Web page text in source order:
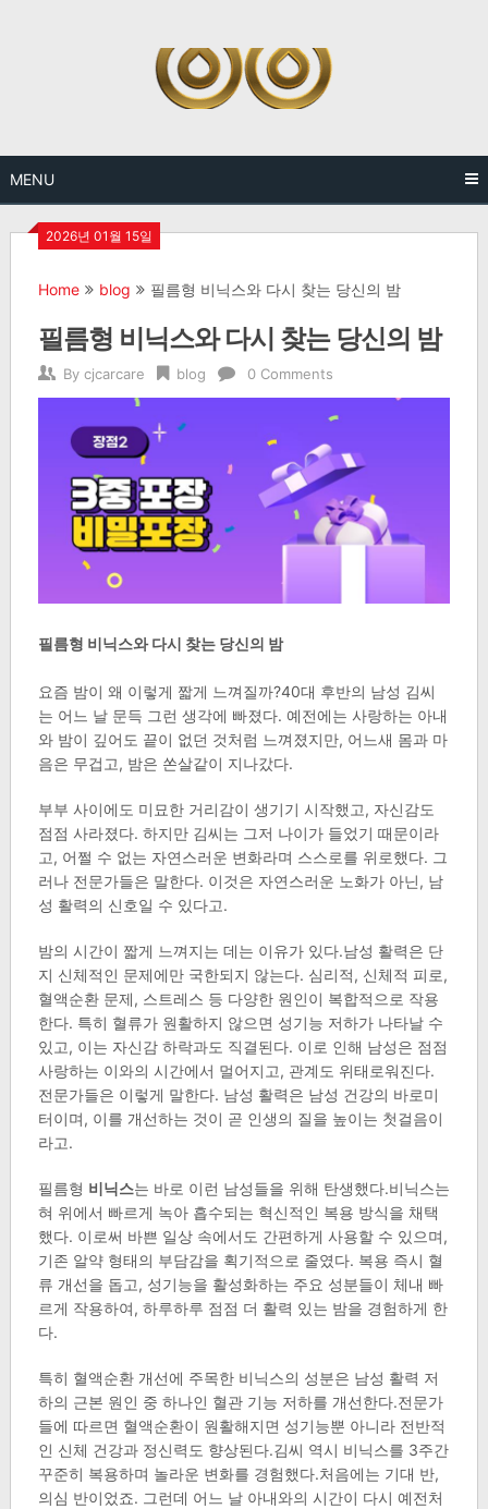
MENU
2026년 01월 15일
Home blog 필름형 비닉스와 다시 찾는 당신의 밤
필름형 비닉스와 다시 찾는 당신의 밤
By cjcarcare blog 0 Comments
필름형 비닉스와 다시 찾는 당신의 밤
요즘 밤이 왜 이렇게 짧게 느껴질까?40대 후반의 남성 김씨
는 어느 날 문득 그런 생각에 빠졌다. 예전에는 사랑하는 아내
와 밤이 깊어도 끝이 없던 것처럼 느껴졌지만, 어느새 몸과 마
음은 무겁고, 밤은 쏜살같이 지나갔다.
부부 사이에도 미묘한 거리감이 생기기 시작했고, 자신감도
점점 사라졌다. 하지만 김씨는 그저 나이가 들었기 때문이라
고, 어쩔 수 없는 자연스러운 변화라며 스스로를 위로했다. 그
러나 전문가들은 말한다. 이것은 자연스러운 노화가 아닌, 남
성 활력의 신호일 수 있다고.
밤의 시간이 짧게 느껴지는 데는 이유가 있다.남성 활력은 단
지 신체적인 문제에만 국한되지 않는다. 심리적, 신체적 피로,
혈액순환 문제, 스트레스 등 다양한 원인이 복합적으로 작용
한다. 특히 혈류가 원활하지 않으면 성기능 저하가 나타날 수
있고, 이는 자신감 하락과도 직결된다. 이로 인해 남성은 점점
사랑하는 이와의 시간에서 멀어지고, 관계도 위태로워진다.
전문가들은 이렇게 말한다. 남성 활력은 남성 건강의 바로미
터이며, 이를 개선하는 것이 곧 인생의 질을 높이는 첫걸음이
라고.
필름형 비닉스는 바로 이런 남성들을 위해 탄생했다.비닉스는
혀 위에서 빠르게 녹아 흡수되는 혁신적인 복용 방식을 채택
했다. 이로써 바쁜 일상 속에서도 간편하게 사용할 수 있으며,
기존 알약 형태의 부담감을 획기적으로 줄였다. 복용 즉시 혈
류 개선을 돕고, 성기능을 활성화하는 주요 성분들이 체내 빠
르게 작용하여, 하루하루 점점 더 활력 있는 밤을 경험하게 한
다.
특히 혈액순환 개선에 주목한 비닉스의 성분은 남성 활력 저
하의 근본 원인 중 하나인 혈관 기능 저하를 개선한다.전문가
들에 따르면 혈액순환이 원활해지면 성기능뿐 아니라 전반적
인 신체 건강과 정신력도 향상된다.김씨 역시 비닉스를 3주간
꾸준히 복용하며 놀라운 변화를 경험했다.처음에는 기대 반,
의심 반이었죠. 그런데 어느 날 아내와의 시간이 다시 예전처